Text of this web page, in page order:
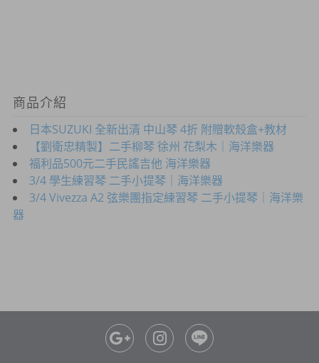
商品介紹
日本SUZUKI 全新出清 中山琴 4折 附贈軟殼盒+教材
【劉衛忠精製】二手柳琴 徐州 花梨木｜海洋樂器
福利品500元二手民謠吉他 海洋樂器
3/4 學生練習琴 二手小提琴｜海洋樂器
3/4 Vivezza A2 弦樂團指定練習琴 二手小提琴｜海洋樂
器